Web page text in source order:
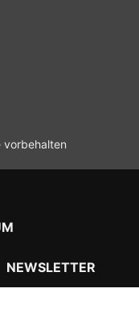
vorbehalten
NEWSLETTER